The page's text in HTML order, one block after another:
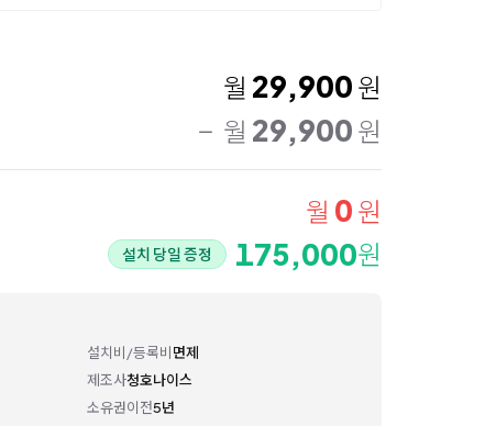
월 29,900 원
월 29,900 원
월 0 원
설치 당일 증정 175,000원
설치비/등록비면제
제조사청호나이스
소유권이전5년